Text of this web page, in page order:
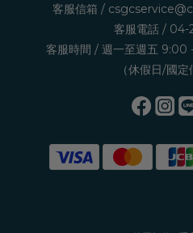
客服信箱 /
客服電話 / 04-
客服時間 / 週一至週五 9:00
（休假日/國定